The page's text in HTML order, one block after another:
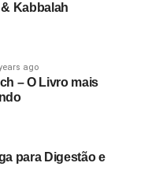
Kabbalah
ago
– O Livro mais
para Digestão e